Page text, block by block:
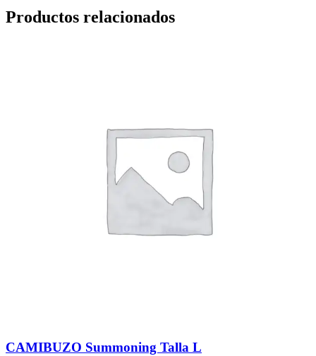
Productos relacionados
CAMIBUZO Summoning Talla L